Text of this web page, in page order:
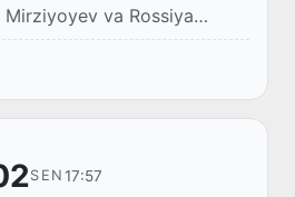
va Rossiya
Vladimir Putinning
SEN 17:57